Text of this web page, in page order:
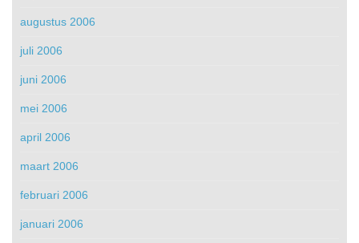
augustus 2006
juli 2006
juni 2006
mei 2006
april 2006
maart 2006
februari 2006
januari 2006